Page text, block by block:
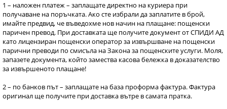
1 – наложен платеж – заплащате директно на куриера при
получаване на поръчката. Ако сте избрали да заплатите в брой,
имайте предвид, че въведохме нов начин на плащане: пощенски
паричен превод. При доставката ще получите документ от СПИДИ АД
като лицензиран пощенски оператор за извършване на пощенски
парични преводи по смисъла на Закона за пощенските услуги. Моля,
запазете документа, който замества касова бележка в доказателство
за извършеното плащане!
2 – по банков път – заплащате на база проформа фактура. Фактура
оригинал ще получите при доставка вътре в самата пратка.